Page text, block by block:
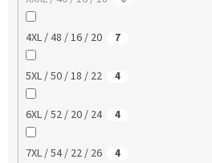
4XL / 48 / 16 / 20 7
5XL / 50 / 18 / 22 4
6XL / 52 / 20 / 24 4
7XL / 54 / 22 / 26 4